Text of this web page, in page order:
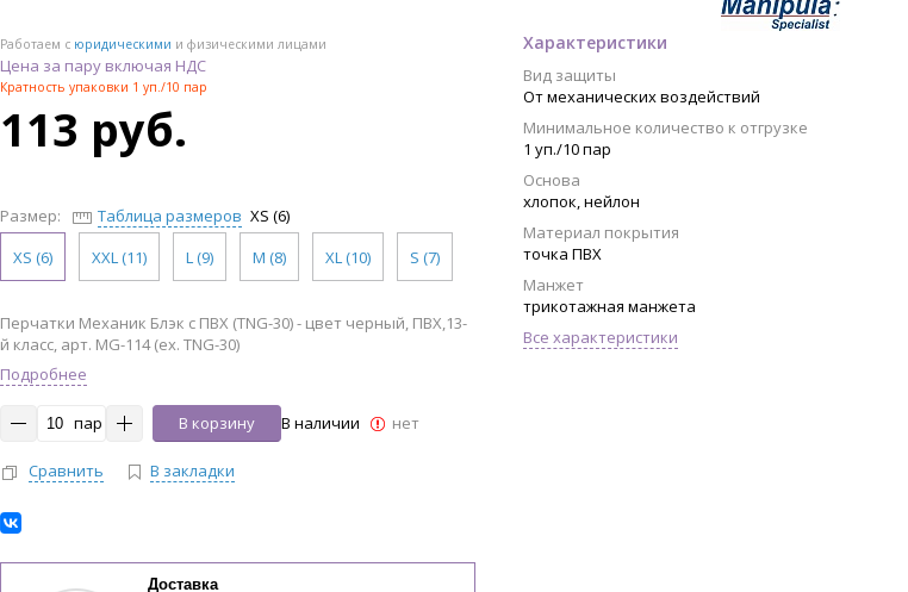
Работаем с юридическими и физическими лицами
Цена за пару включая НДС
Кратность упаковки 1 уп./10 пар
113 руб.
Размер: Таблица размеров XS (6)
XS (6)
XXL (11) L (9) M (8) XL (10) S (7)
Характеристики
Вид защиты
От механических воздействий
Минимальное количество к отгрузке
1 уп./10 пар
Основа
хлопок, нейлон
Материал покрытия
точка ПВХ
Манжет
трикотажная манжета
Все характеристики
Перчатки Механик Блэк с ПВХ (TNG-30) - цвет черный, ПВХ,13-
й класс, арт. MG-114 (ex. TNG-30)
Подробнее
пар В корзину В наличии нет
Сравнить В закладки
Доставка